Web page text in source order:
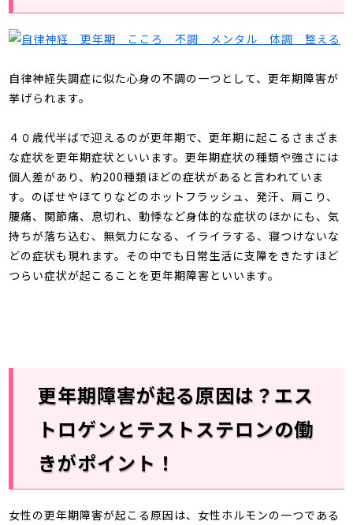
自律神経失調症に似た心身の不調の一つとして、更年期障害が
挙げられます。
４０歳代半ばで迎えるのが更年期で、更年期に起こるさまざま
な症状を更年期症状といいます。更年期症状の種類や強さには
個人差があり、約200種類ほどの症状があると言われていま
す。のぼせやほてりなどのホットフラッシュ、発汗、肩こり、
腰痛、関節痛、息切れ、動悸など身体的な症状のほかにも、気
持ちが落ち込む、無気力になる、イライラする、寝つけないな
どの症状も現れます。その中でも日常生活に支障をきたすほど
つらい症状が起こることを更年期障害といいます。
更年期障害が起る原因は？エス
トロゲンとテストステロンの働
きがポイント！
女性の更年期障害が起こる原因は、女性ホルモンの一つである